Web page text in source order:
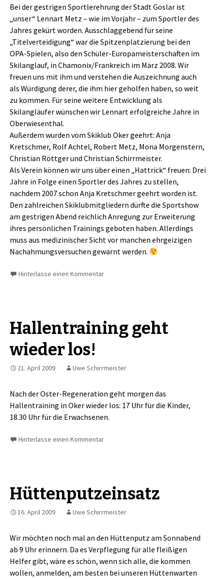
Bei der gestrigen Sportlerehrung der Stadt Goslar ist
„unser“ Lennart Metz – wie im Vorjahr – zum Sportler des
Jahres gekürt worden. Ausschlaggebend für seine
„Titelverteidigung“ war die Spitzenplatzierung bei den
OPA-Spielen, also den Schüler-Europameisterschaften im
Skilanglauf, in Chamonix/Frankreich im März 2008. Wir
freuen uns mit ihm und verstehen die Auszeichnung auch
als Würdigung derer, die ihm hier geholfen haben, so weit
zu kommen. Für seine weitere Entwicklung als
Skilangläufer wünschen wir Lennart erfolgreiche Jahre in
Oberwiesenthal.
Außerdem wurden vom Skiklub Oker geehrt: Anja
Kretschmer, Rolf Achtel, Robert Metz, Mona Morgenstern,
Christian Röttger und Christian Schirrmeister.
Als Verein können wir uns über einen „Hattrick“ freuen: Drei
Jahre in Folge einen Sportler des Jahres zu stellen,
nachdem 2007 schon Anja Kretschmer geehrt worden ist.
Den zahlreichen Skiklubmitgliedern dürfte die Sportshow
am gestrigen Abend reichlich Anregung zur Erweiterung
ihres persönlichen Trainings geboten haben. Allerdings
muss aus medizinischer Sicht vor manchen ehrgeizigen
Nachahmungsversuchen gewarnt werden.
Hinterlasse einen Kommentar
Hallentraining geht
wieder los!
21. April 2009 Uwe Schirrmeister
Nach der Oster-Regeneration geht morgen das
Hallentraining in Oker wieder los: 17 Uhr für die Kinder,
18.30 Uhr für die Erwachsenen.
Hinterlasse einen Kommentar
Hüttenputzeinsatz
16. April 2009 Uwe Schirrmeister
Wir möchten noch mal an den Hüttenputz am Sonnabend
ab 9 Uhr erinnern. Da es Verpflegung für alle fleißigen
Helfer gibt, wäre es schön, wenn sich alle, die kommen
wollen, anmelden, am besten bei unseren Hüttenwarten